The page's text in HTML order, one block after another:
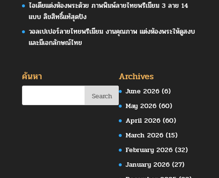
ไอเดียแต่งห้องพระด้วย ภาพพิมพ์ลายไทยพรีเมียม 3 ลาย 14
แบบ ลิขสิทธิ์แท้สุดปัง
วอลเปเปอร์ลายไทยพรีเมียม งานคุณภาพ แต่งห้องพระให้ดูสงบ
และมีเอกลักษณ์ไทย
ค้นหา Archives
June 2026 (6)
May 2026 (60)
April 2026 (60)
March 2026 (15)
February 2026 (32)
January 2026 (27)